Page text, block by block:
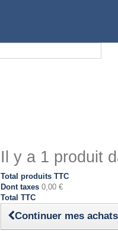
Il y a 1 produit
Total produits TTC
Dont taxes 0,00 €
Total TTC
Continuer mes achats